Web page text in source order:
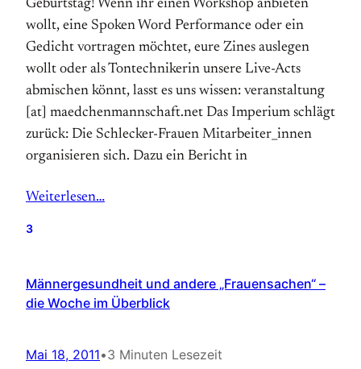
Geburtstag! Wenn ihr einen Workshop anbieten
wollt, eine Spoken Word Performance oder ein
Gedicht vortragen möchtet, eure Zines auslegen
wollt oder als Tontechnikerin unsere Live-Acts
abmischen könnt, lasst es uns wissen: veranstaltung
[at] maedchenmannschaft.net Das Imperium schlägt
zurück: Die Schlecker-Frauen Mitarbeiter_innen
organisieren sich. Dazu ein Bericht in
Weiterlesen…
3
Männergesundheit und andere „Frauensachen“ –
die Woche im Überblick
Mai 18, 2011•3 Minuten Lesezeit